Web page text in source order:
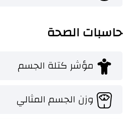
حاسبات الصحة
مؤشر كتلة الجسم
وزن الجسم المثالي